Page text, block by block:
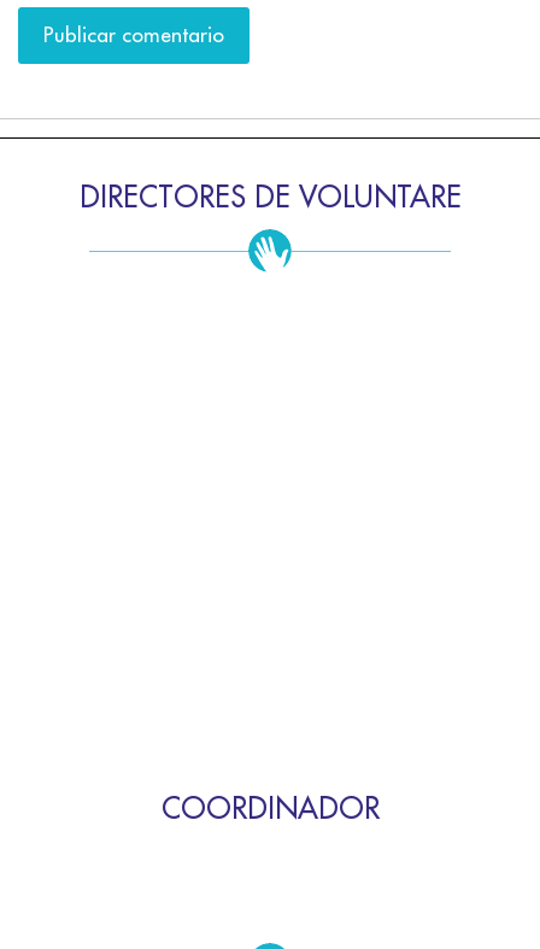
DIRECTORES DE VOLUNTARE
COORDINADOR